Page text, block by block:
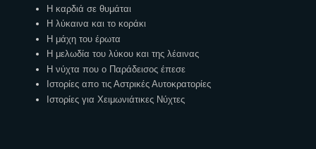
Η καρδιά σε θυμάται
Η λύκαινα και το κοράκι
Η μάχη του έρωτα
Η μελωδία του λύκου και της λέαινας
Η νύχτα που ο Παράδεισος έπεσε
Ιστορίες απο τις Αστρικές Αυτοκρατορίες
Ιστορίες για Χειμωνιάτικες Νύχτες